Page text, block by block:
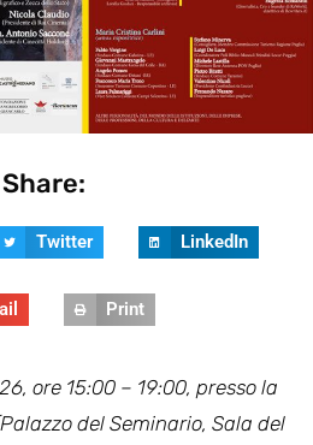
Share:
Twitter LinkedIn
Print
ore 15:00 – 19:00, presso la
del Seminario, Sala del